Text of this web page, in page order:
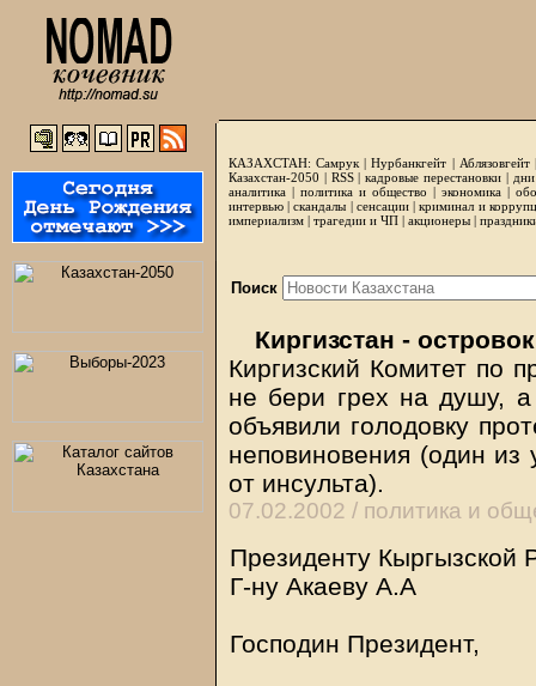
КАЗАХСТАН: Самрук |Нурбанкгейт | Аблязовгейт
Казахстан-2050 | RSS|кадровые перестановки|
аналитика | политика и общество | экономика |
интервью |скандалы | сенсации|криминал и
империализм | трагедии и ЧП | акционеры |
Поиск
Киргизстан -
Киргизский Комитет по
не бери грех на душу, а
объявили голодовку
неповиновения (один из
от инсульта).
07.02.2002 / политика и
Президенту Кыргызской
Г-ну Акаеву А.А
Господин Президент,